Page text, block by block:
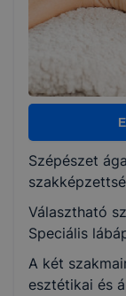
1 év
Választható
KKK letöltése
PTT letöltése
Okleveles
Szépészet
Választható
Speciális
A két
esztétikai és